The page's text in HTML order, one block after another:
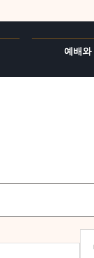
예배와